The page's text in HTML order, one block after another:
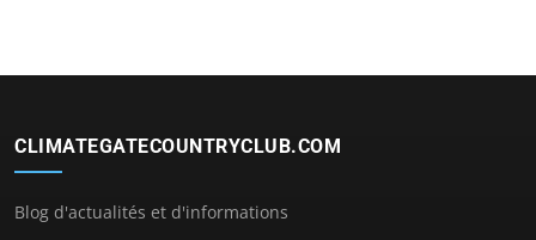
CLIMATEGATECOUNTRYCLUB.COM
Blog d'actualités et d'informations